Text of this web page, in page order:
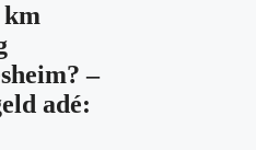
km
–
adé: